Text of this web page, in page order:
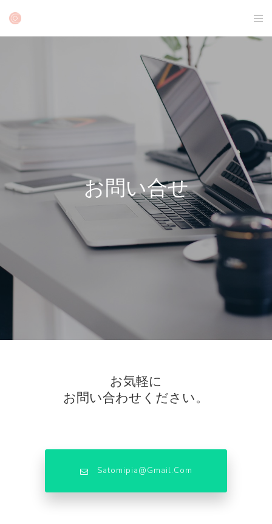
お問い合せ
お気軽に
お問い合わせください。
Satomipia@gmail.com